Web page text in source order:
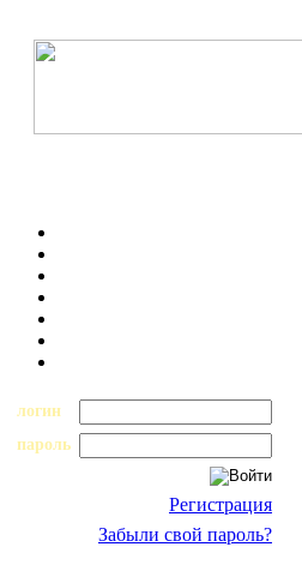
логин
пароль
Регистрация
Забыли свой пароль?